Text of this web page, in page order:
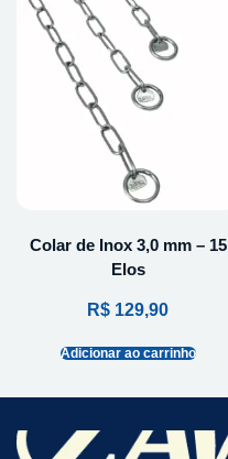
Colar de Inox 3,0 mm – 15
Elos
R$ 129,90
Adicionar ao carrinho